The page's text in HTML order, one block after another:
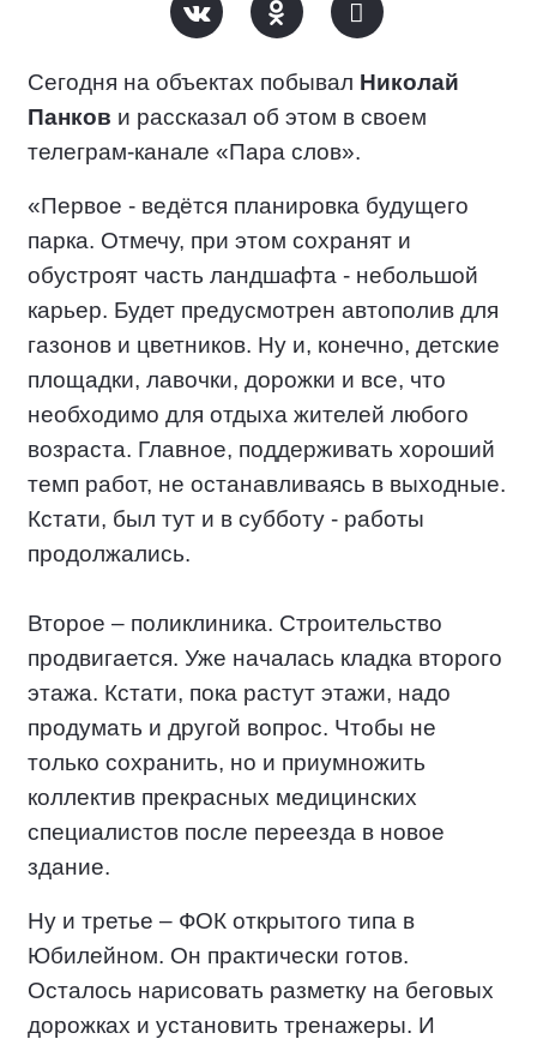
Сегодня на объектах побывал Николай
Панков и рассказал об этом в своем
телеграм-канале «Пара слов».
«Первое - ведётся планировка будущего
парка. Отмечу, при этом сохранят и
обустроят часть ландшафта - небольшой
карьер. Будет предусмотрен автополив для
газонов и цветников. Ну и, конечно, детские
площадки, лавочки, дорожки и все, что
необходимо для отдыха жителей любого
возраста. Главное, поддерживать хороший
темп работ, не останавливаясь в выходные.
Кстати, был тут и в субботу - работы
продолжались.
Второе – поликлиника. Строительство
продвигается. Уже началась кладка второго
этажа. Кстати, пока растут этажи, надо
продумать и другой вопрос. Чтобы не
только сохранить, но и приумножить
коллектив прекрасных медицинских
специалистов после переезда в новое
здание.
Ну и третье – ФОК открытого типа в
Юбилейном. Он практически готов.
Осталось нарисовать разметку на беговых
дорожках и установить тренажеры. И